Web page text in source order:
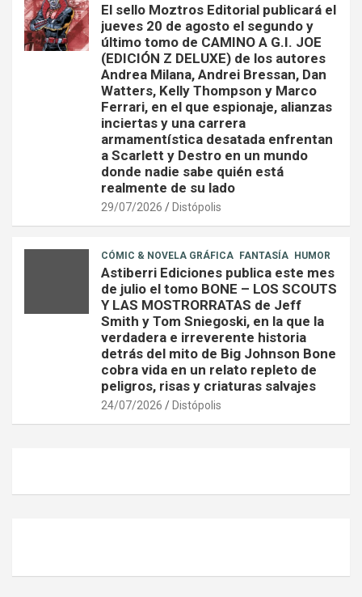
El sello Moztros Editorial publicará el
jueves 20 de agosto el segundo y
último tomo de CAMINO A G.I. JOE
(EDICIÓN Z DELUXE) de los autores
Andrea Milana, Andrei Bressan, Dan
Watters, Kelly Thompson y Marco
Ferrari, en el que espionaje, alianzas
inciertas y una carrera
armamentística desatada enfrentan
a Scarlett y Destro en un mundo
donde nadie sabe quién está
realmente de su lado
29/07/2026 Distópolis
CÓMIC & NOVELA GRÁFICA FANTASÍA HUMOR
Astiberri Ediciones publica este mes
de julio el tomo BONE – LOS SCOUTS
Y LAS MOSTRORRATAS de Jeff
Smith y Tom Sniegoski, en la que la
verdadera e irreverente historia
detrás del mito de Big Johnson Bone
cobra vida en un relato repleto de
peligros, risas y criaturas salvajes
24/07/2026 Distópolis